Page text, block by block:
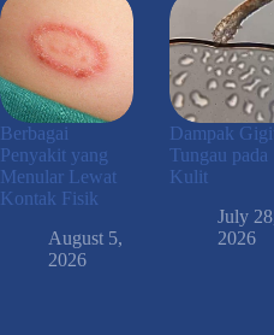
Berbagai
Penyakit yang
Menular Lewat
Kontak Fisik
August 5,
2026
Dampak
Tungau pada
Kulit
July
2026